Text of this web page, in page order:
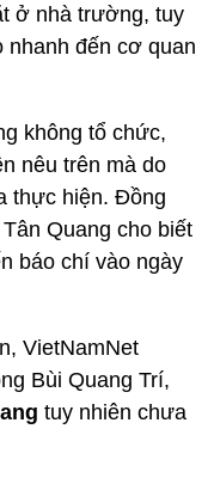
ở nhà trường, tuy
nhanh đến cơ quan
không tổ chức,
nêu trên mà do
thực hiện. Đồng
Quang cho biết
báo chí vào ngày
VietNamNet
Bùi Quang Trí,
tuy nhiên chưa